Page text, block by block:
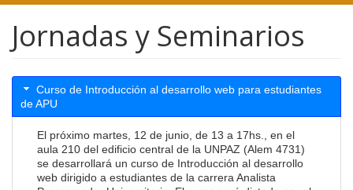
Jornadas y Seminarios
Curso de Introducción al desarrollo web para estudiantes
de APU
El próximo martes, 12 de junio, de 13 a 17hs., en el
aula 210 del edificio central de la UNPAZ (Alem 4731)
se desarrollará un curso de Introducción al desarrollo
web dirigido a estudiantes de la carrera Analista